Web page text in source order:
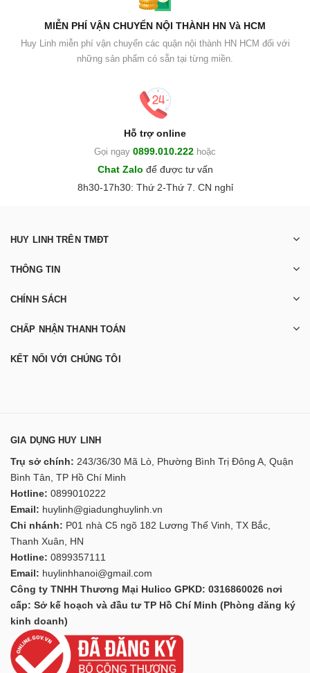
MIỄN PHÍ VẬN CHUYỂN NỘI THÀNH HN Và HCM
Huy Linh miễn phí vận chuyển các quận nội thành HN HCM đối với
những sản phẩm có sẵn tại từng miền.
Hỗ trợ online
Gọi ngay 0899.010.222 hoặc
Chat Zalo để được tư vấn
8h30-17h30: Thứ 2-Thứ 7. CN nghỉ
HUY LINH TRÊN TMĐT
THÔNG TIN
CHÍNH SÁCH
CHẤP NHẬN THANH TOÁN
KẾT NỐI VỚI CHÚNG TÔI
GIA DỤNG HUY LINH
Trụ sở chính: 243/36/30 Mã Lò, Phường Bình Trị Đông A, Quận
Bình Tân, TP Hồ Chí Minh
Hotline: 0899010222
Email: huylinh@giadunghuylinh.vn
Chi nhánh: P01 nhà C5 ngõ 182 Lương Thế Vinh, TX Bắc,
Thanh Xuân, HN
Hotline: 0899357111
Email: huylinhhanoi@gmail.com
Công ty TNHH Thương Mại Hulico GPKD: 0316860026 nơi
cấp: Sở kế hoạch và đầu tư TP Hồ Chí Minh (Phòng đăng ký
kinh doanh)